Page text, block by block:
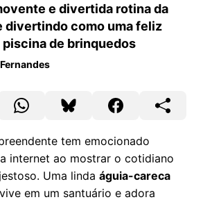
e divertida rotina da
divertindo como uma feliz
de brinquedos
tem emocionado
internet ao mostrar o cotidiano
Uma linda águia-careca
em um santuário e adora